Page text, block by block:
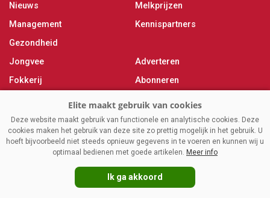
Nieuws
Management
Gezondheid
Jongvee
Fokkerij
Melken
Magazine
Melkprijzen
Kennispartners
Adverteren
Abonneren
Contact
VAKBLADELITE.NL|DISCLAIMER|PRIVACY
Deze website maakt gebruik van functionele en analytische cookies. Deze
cookies maken het gebruik van deze site zo prettig mogelijk in het gebruik. U
hoeft bijvoorbeeld niet steeds opnieuw gegevens in te voeren en kunnen wij u
optimaal bedienen met goede artikelen. Meer info
Ik ga akkoord